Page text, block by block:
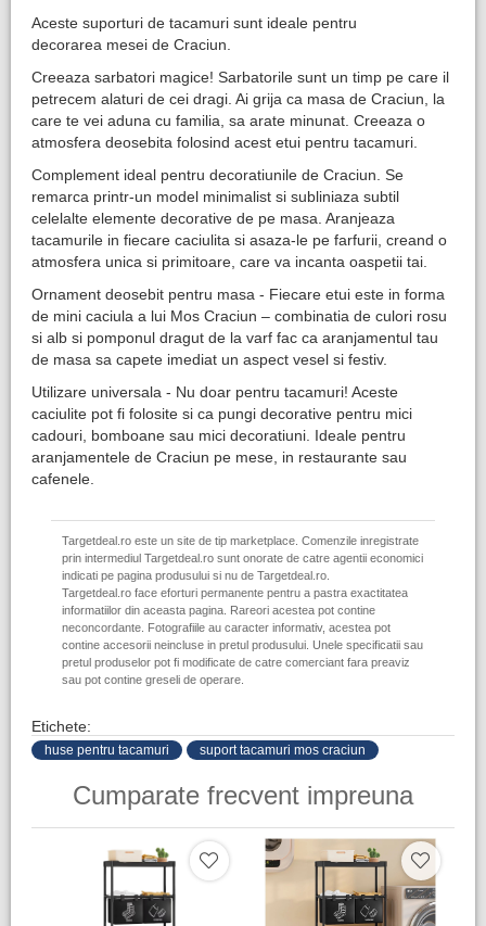
Aceste suporturi de tacamuri sunt ideale pentru
decorarea mesei de Craciun.
Creeaza sarbatori magice! Sarbatorile sunt un timp pe care il
petrecem alaturi de cei dragi. Ai grija ca masa de Craciun, la
care te vei aduna cu familia, sa arate minunat. Creeaza o
atmosfera deosebita folosind acest etui pentru tacamuri.
Complement ideal pentru decoratiunile de Craciun. Se
remarca printr-un model minimalist si subliniaza subtil
celelalte elemente decorative de pe masa. Aranjeaza
tacamurile in fiecare caciulita si asaza-le pe farfurii, creand o
atmosfera unica si primitoare, care va incanta oaspetii tai.
Ornament deosebit pentru masa - Fiecare etui este in forma
de mini caciula a lui Mos Craciun – combinatia de culori rosu
si alb si pomponul dragut de la varf fac ca aranjamentul tau
de masa sa capete imediat un aspect vesel si festiv.
Utilizare universala - Nu doar pentru tacamuri! Aceste
caciulite pot fi folosite si ca pungi decorative pentru mici
cadouri, bomboane sau mici decoratiuni. Ideale pentru
aranjamentele de Craciun pe mese, in restaurante sau
cafenele.
Targetdeal.ro este un site de tip marketplace. Comenzile inregistrate
prin intermediul Targetdeal.ro sunt onorate de catre agentii economici
indicati pe pagina produsului si nu de Targetdeal.ro.
Targetdeal.ro face eforturi permanente pentru a pastra exactitatea
informatiilor din aceasta pagina. Rareori acestea pot contine
neconcordante. Fotografiile au caracter informativ, acestea pot
contine accesorii neincluse in pretul produsului. Unele specificatii sau
pretul produselor pot fi modificate de catre comerciant fara preaviz
sau pot contine greseli de operare.
Etichete:
huse pentru tacamuri suport tacamuri mos craciun
Cumparate frecvent impreuna